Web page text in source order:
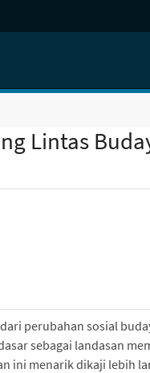
Lintas
perubahan sosial
sebagai landasan
ini menarik dikaji lebih